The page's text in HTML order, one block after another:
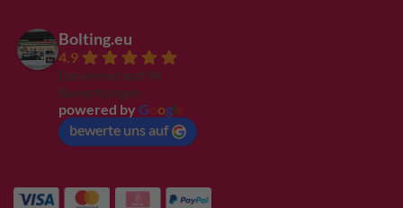
Bolting.eu
4.9
Basierend auf 94
Bewertungen
powered by G ogl
bewerte uns auf